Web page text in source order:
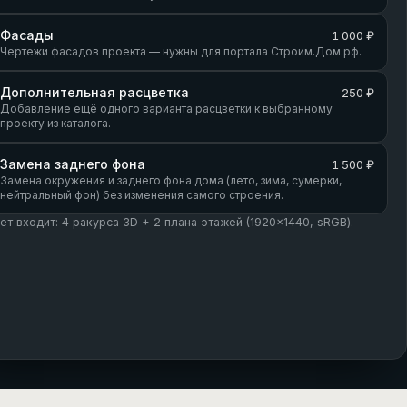
Фасады 1 000 ₽
Чертежи фасадов проекта — нужны для портала Строим.Дом.рф.
Дополнительная расцветка 250 ₽
Добавление ещё одного варианта расцветки к выбранному
проекту из каталога.
Замена заднего фона 1 500 ₽
Замена окружения и заднего фона дома (лето, зима, сумерки,
нейтральный фон) без изменения самого строения.
входит: 4 ракурса 3D + 2 плана этажей (1920×1440, sRGB).